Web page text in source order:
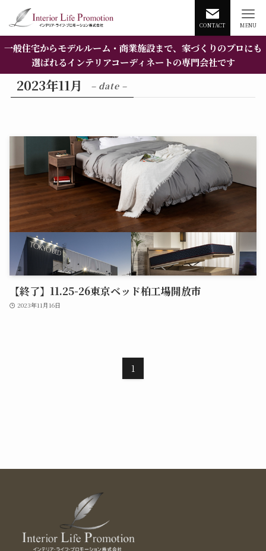
CONTACT MENU
一般住宅からモデルルーム・商業施設まで、家づくりのプロにも
選ばれるインテリアコーディネートの専門会社です
2023年11月 – date –
【終了】11.25-26東京ベッド柏工場開放市
2023年11月16日
1